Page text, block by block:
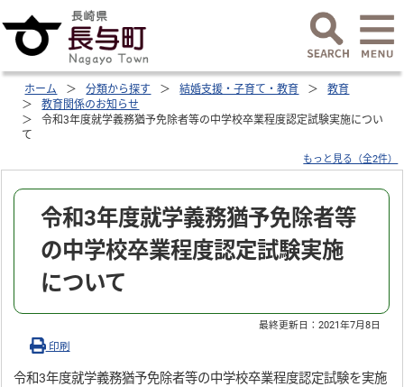
ホーム 分類から探す 結婚支援・子育て・教育
教育
教育関係のお知らせ
令和3年度就学義務猶予免除者等の中学校卒業程度認定試験実施につい
て
もっと見る（全2件）
令和3年度就学義務猶予免除者等
の中学校卒業程度認定試験実施
について
最終更新日：2021年7月8日
印刷
令和3年度就学義務猶予免除者等の中学校卒業程度認定試験を実施